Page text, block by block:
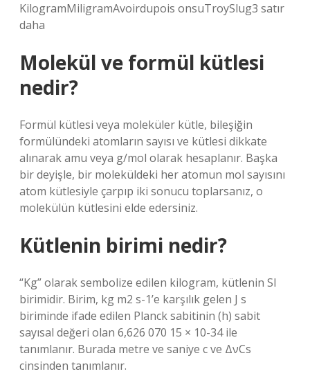
KilogramMiligramAvoirdupois onsuTroySlug3 satır
daha
Molekül ve formül kütlesi
nedir?
Formül kütlesi veya moleküler kütle, bileşiğin
formülündeki atomların sayısı ve kütlesi dikkate
alınarak amu veya g/mol olarak hesaplanır. Başka
bir deyişle, bir moleküldeki her atomun mol sayısını
atom kütlesiyle çarpıp iki sonucu toplarsanız, o
molekülün kütlesini elde edersiniz.
Kütlenin birimi nedir?
“Kg” olarak sembolize edilen kilogram, kütlenin SI
birimidir. Birim, kg m2 s-1’e karşılık gelen J s
biriminde ifade edilen Planck sabitinin (h) sabit
sayısal değeri olan 6,626 070 15 × 10-34 ile
tanımlanır. Burada metre ve saniye c ve ΔνCs
cinsinden tanımlanır.